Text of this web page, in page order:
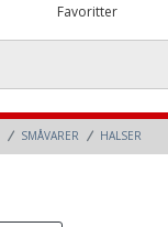
Favoritter
SMÅVARER HALSER